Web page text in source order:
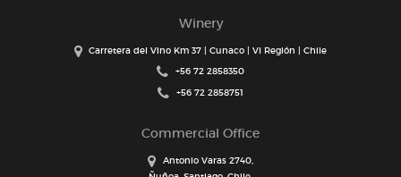
Winery
Carretera del Vino Km 37 | Cunaco | VI Región | Chile
+56 72 2858350
+56 72 2858751
Commercial Office
Antonio Varas 2740,